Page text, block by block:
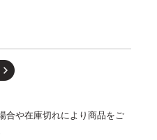
合や在庫切れにより商品をご